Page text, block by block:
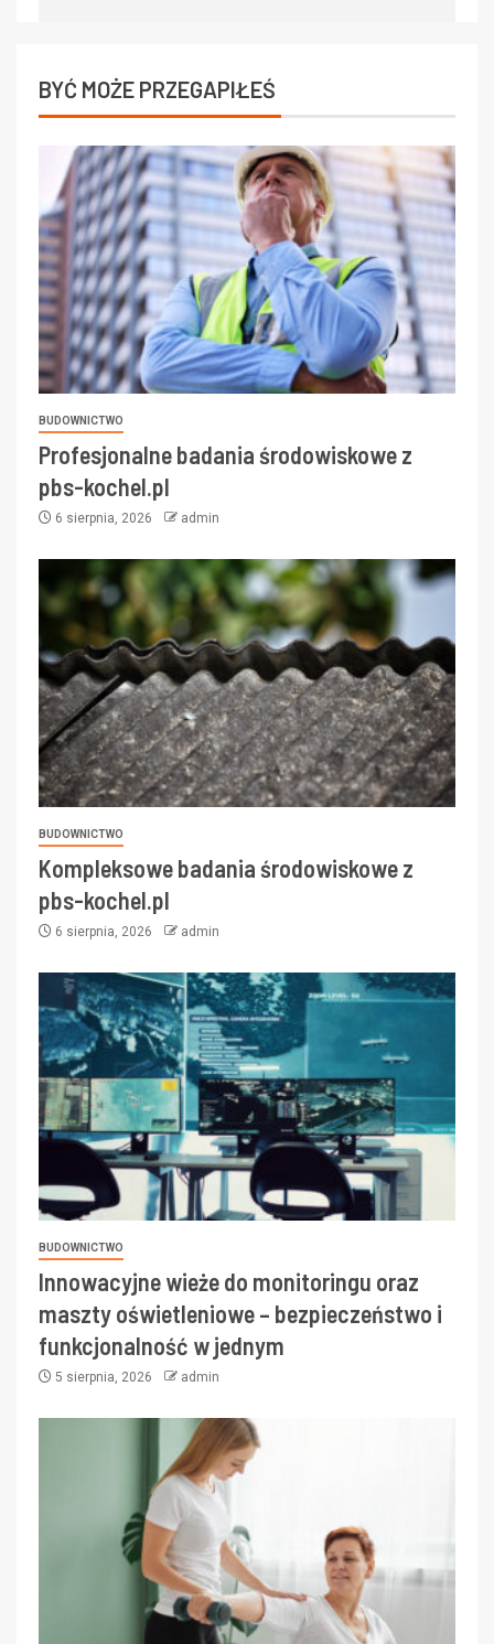
BYĆ MOŻE PRZEGAPIŁEŚ
BUDOWNICTWO
Profesjonalne badania środowiskowe z
pbs-kochel.pl
6 sierpnia, 2026 admin
BUDOWNICTWO
Kompleksowe badania środowiskowe z
pbs-kochel.pl
6 sierpnia, 2026 admin
BUDOWNICTWO
Innowacyjne wieże do monitoringu oraz
maszty oświetleniowe – bezpieczeństwo i
funkcjonalność w jednym
5 sierpnia, 2026 admin